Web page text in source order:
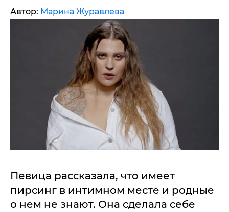
Автор: Марина Журавлева
Певица рассказала, что имеет
пирсинг в интимном месте и родные
о нем не знают. Она сделала себе